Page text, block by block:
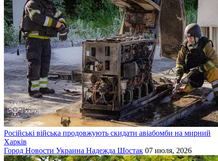
Російські війська продовжують скидати авіабомби на мирний
Харків
Город Новости Украина Надежда Шостак 07 июля, 2026